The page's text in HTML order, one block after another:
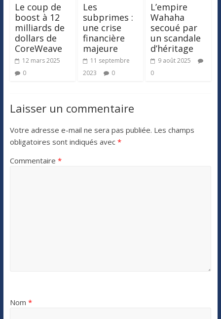
Le coup de
boost à 12
milliards de
dollars de
CoreWeave
12 mars 2025
0
Les
subprimes :
une crise
financière
majeure
11 septembre
2023
0
L’empire
Wahaha
secoué par
un scandale
d’héritage
9 août 2025
0
Laisser un commentaire
Votre adresse e-mail ne sera pas publiée. Les champs
obligatoires sont indiqués avec *
Commentaire *
Nom *